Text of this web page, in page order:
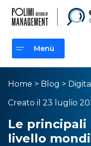
Menù
Menù
Home > Blog >
Creato il 23 luglio
Le principali
livello